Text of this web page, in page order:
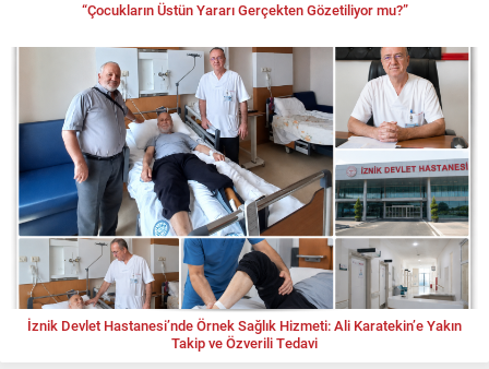
“Çocukların Üstün Yararı Gerçekten Gözetiliyor mu?”
İznik Devlet Hastanesi’nde Örnek Sağlık Hizmeti: Ali Karatekin’e Yakın
Takip ve Özverili Tedavi